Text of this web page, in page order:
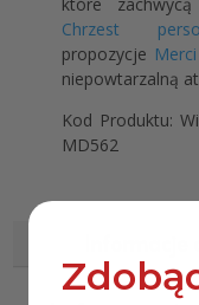
Chrzest
propozycje
niepowtarzalną
Kod Produktu:
MD562